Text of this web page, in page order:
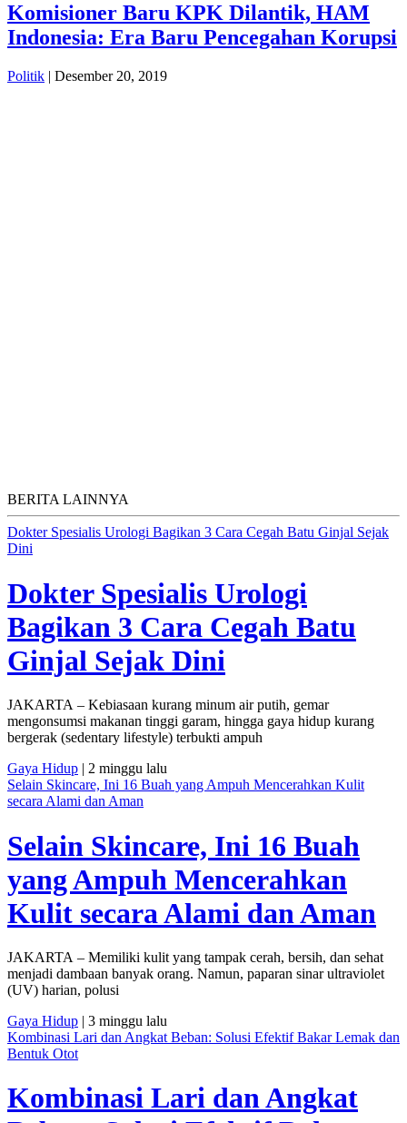
Komisioner Baru KPK Dilantik, HAM
Indonesia: Era Baru Pencegahan Korupsi
Politik | Desember 20, 2019
BERITA LAINNYA
Dokter Spesialis Urologi Bagikan 3 Cara Cegah Batu Ginjal Sejak
Dini
Dokter Spesialis Urologi
Bagikan 3 Cara Cegah Batu
Ginjal Sejak Dini
JAKARTA – Kebiasaan kurang minum air putih, gemar
mengonsumsi makanan tinggi garam, hingga gaya hidup kurang
bergerak (sedentary lifestyle) terbukti ampuh
Gaya Hidup | 2 minggu lalu
Selain Skincare, Ini 16 Buah yang Ampuh Mencerahkan Kulit
secara Alami dan Aman
Selain Skincare, Ini 16 Buah
yang Ampuh Mencerahkan
Kulit secara Alami dan Aman
JAKARTA – Memiliki kulit yang tampak cerah, bersih, dan sehat
menjadi dambaan banyak orang. Namun, paparan sinar ultraviolet
(UV) harian, polusi
Gaya Hidup | 3 minggu lalu
Kombinasi Lari dan Angkat Beban: Solusi Efektif Bakar Lemak dan
Bentuk Otot
Kombinasi Lari dan Angkat